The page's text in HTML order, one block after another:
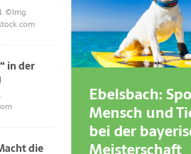
©Img.
in der
die
Ebelsbach:
Mensch und
bei der